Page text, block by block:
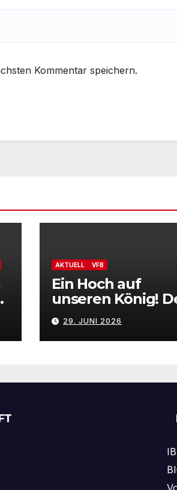
Kommentar speichern.
AKTUELL VFB
Ein Hoch auf
unseren König!
VfB Stolzenau
das Schützenfest
2026
29. JUNI 2026